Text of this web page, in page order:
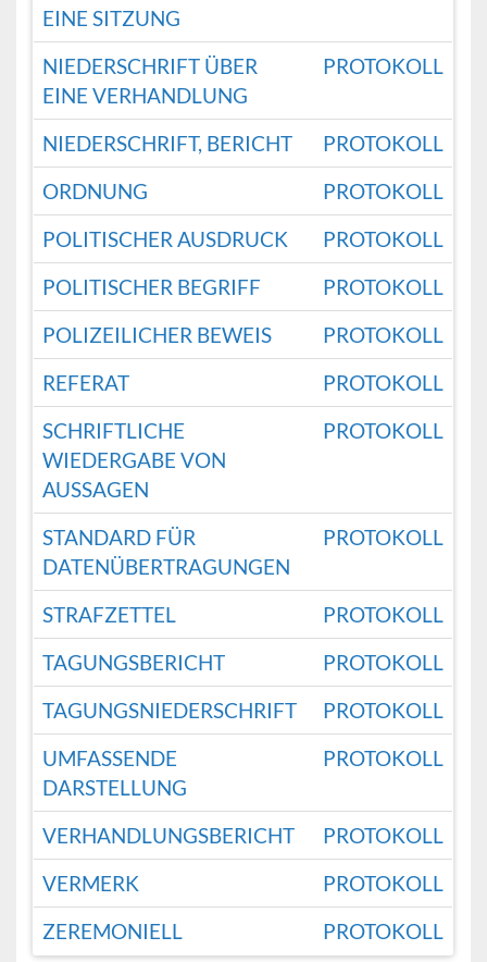
EINE SITZUNG
NIEDERSCHRIFT ÜBER
EINE VERHANDLUNG
PROTOKOLL
NIEDERSCHRIFT, BERICHT
PROTOKOLL
ORDNUNG
PROTOKOLL
POLITISCHER AUSDRUCK
PROTOKOLL
POLITISCHER BEGRIFF
PROTOKOLL
POLIZEILICHER BEWEIS
PROTOKOLL
REFERAT
PROTOKOLL
SCHRIFTLICHE
WIEDERGABE VON
AUSSAGEN
PROTOKOLL
STANDARD FÜR
DATENÜBERTRAGUNGEN
PROTOKOLL
STRAFZETTEL
PROTOKOLL
TAGUNGSBERICHT
PROTOKOLL
TAGUNGSNIEDERSCHRIFT
PROTOKOLL
UMFASSENDE
DARSTELLUNG
PROTOKOLL
VERHANDLUNGSBERICHT
PROTOKOLL
VERMERK
PROTOKOLL
ZEREMONIELL
PROTOKOLL